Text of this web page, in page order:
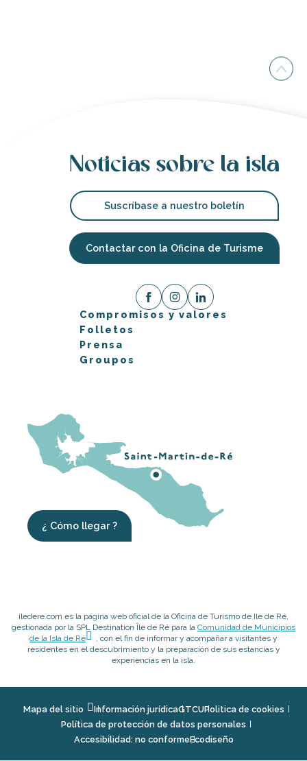
Noticias sobre la isla
Suscríbase a nuestro boletín
Contactar con la Oficina de Turisme
Compromisos y valores
Folletos
Prensa
Groupos
¿ Cómo llegar ?
iledere.com es la página web oficial de la Oficina de Turismo de Ile de Ré,
gestionada por la SPL Destination Île de Ré para la Comunidad de Municipios
de la Isla de Ré
, con el fin de informar y acompañar a visitantes y
residentes en el descubrimiento y la preparación de sus estancias y
experiencias en la isla.
Mapa del sitio Información jurídicaGTCUPolitica de cookies
Política de protección de datos personales
Accesibilidad: no conformeEcodiseño